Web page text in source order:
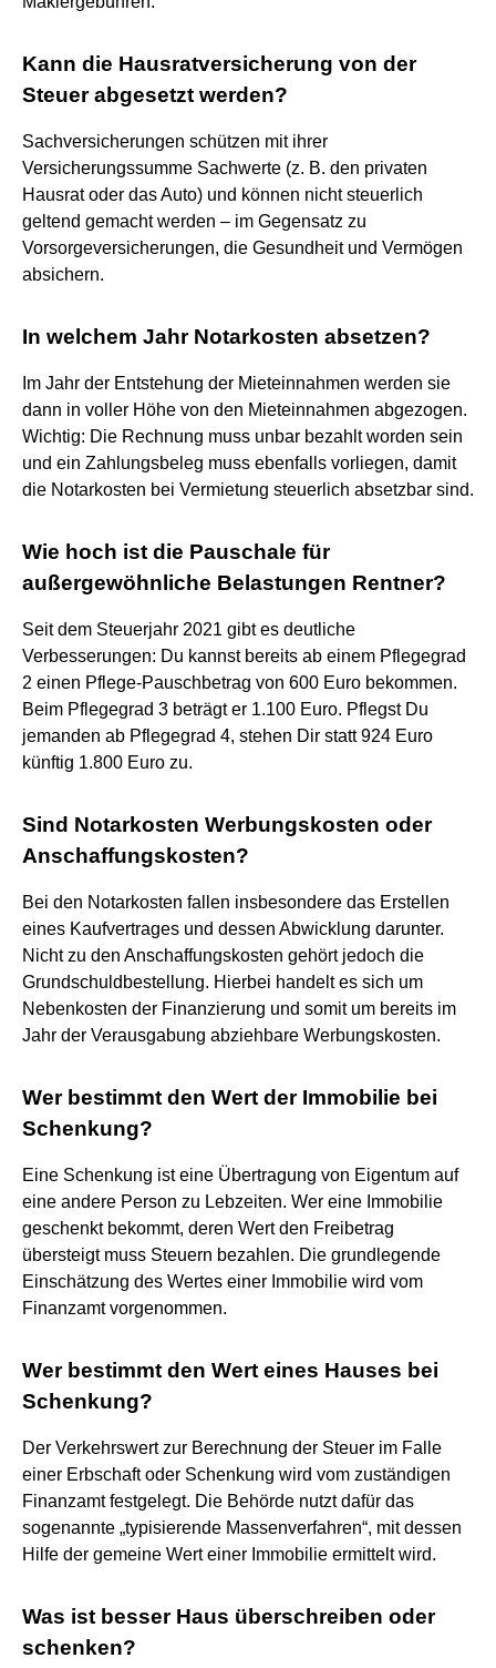
Kann die Hausratversicherung von der
Steuer abgesetzt werden?
Sachversicherungen schützen mit ihrer
Versicherungssumme Sachwerte (z. B. den privaten
Hausrat oder das Auto) und können nicht steuerlich
geltend gemacht werden – im Gegensatz zu
Vorsorgeversicherungen, die Gesundheit und Vermögen
absichern.
In welchem Jahr Notarkosten absetzen?
Im Jahr der Entstehung der Mieteinnahmen werden sie
dann in voller Höhe von den Mieteinnahmen abgezogen.
Wichtig: Die Rechnung muss unbar bezahlt worden sein
und ein Zahlungsbeleg muss ebenfalls vorliegen, damit
die Notarkosten bei Vermietung steuerlich absetzbar sind.
Wie hoch ist die Pauschale für
außergewöhnliche Belastungen Rentner?
Seit dem Steuerjahr 2021 gibt es deutliche
Verbesserungen: Du kannst bereits ab einem Pflegegrad
2 einen Pflege-Pauschbetrag von 600 Euro bekommen.
Beim Pflegegrad 3 beträgt er 1.100 Euro. Pflegst Du
jemanden ab Pflegegrad 4, stehen Dir statt 924 Euro
künftig 1.800 Euro zu.
Sind Notarkosten Werbungskosten oder
Anschaffungskosten?
Bei den Notarkosten fallen insbesondere das Erstellen
eines Kaufvertrages und dessen Abwicklung darunter.
Nicht zu den Anschaffungskosten gehört jedoch die
Grundschuldbestellung. Hierbei handelt es sich um
Nebenkosten der Finanzierung und somit um bereits im
Jahr der Verausgabung abziehbare Werbungskosten.
Wer bestimmt den Wert der Immobilie bei
Schenkung?
Eine Schenkung ist eine Übertragung von Eigentum auf
eine andere Person zu Lebzeiten. Wer eine Immobilie
geschenkt bekommt, deren Wert den Freibetrag
übersteigt muss Steuern bezahlen. Die grundlegende
Einschätzung des Wertes einer Immobilie wird vom
Finanzamt vorgenommen.
Wer bestimmt den Wert eines Hauses bei
Schenkung?
Der Verkehrswert zur Berechnung der Steuer im Falle
einer Erbschaft oder Schenkung wird vom zuständigen
Finanzamt festgelegt. Die Behörde nutzt dafür das
sogenannte „typisierende Massenverfahren“, mit dessen
Hilfe der gemeine Wert einer Immobilie ermittelt wird.
Was ist besser Haus überschreiben oder
schenken?